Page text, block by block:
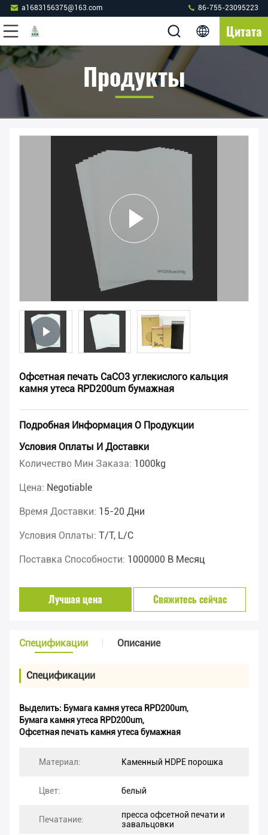
a1683156375@163.com 86-755-23095223
Цитата
Продукты
Офсетная печать CaCO3 углекислого кальция
камня утеса RPD200um бумажная
Подробная Информация О Продукции
Условия Оплаты И Доставки
Количество Мин Заказа: 1000kg
Цена: Negotiable
Время Доставки: 15-20 Дни
Условия Оплаты: T/T, L/C
Поставка Способности: 1000000 В Месяц
Лучшая цена Свяжитесь сейчас
Спецификации Описание
Спецификации
Выделить: Бумага камня утеса RPD200um,
Бумага камня утеса RPD200um,
Офсетная печать камня утеса бумажная
Материал: Каменный HDPE порошка
Цвет: белый
Печатание:
пресса офсетной печати и
завальцовки